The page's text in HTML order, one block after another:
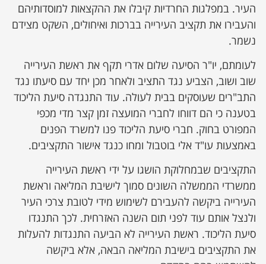
העיר. במפלגות החרדיות קיבלו את ההקצאות למוסדותיהם
והעבירו את תקציב העירייה בברכות ואיחולים, השקט מצידם
נשמר.
לעומתם, יו"ר הסיעה שלום אדרי תקף את ראשת העירייה
שוב ושוב, הצביע נגד התציב ולאחר מכן יחד עם סיעתו נגד
התב"רים שעוסקים בבית לעולה. עוד התנגדה סיעת הליכוד
בטענה כי הם דווחו לחברי המועצה זמן קצר מדי מכפי
המפורט בחוק. חברי סיעת הליכוד פנו למשרד הפנים
באמצעות עו"ד אלי בוטבול ומחו כנגד אישור התקציבים.
התקציבים שבמחלוקת הושגו על ידי ראשת העירייה
ממשרדי הממשלה השונים סמוך לישיבת המליאה וראשת
העירייה ביקשה להעבירם לשימוש מידי לטובת צרכי העיר
ולנצל אותם עוד לפני תום השנה האזרחית. לכך התנגדו
סיעת הליכוד. ראשת העירייה לא הביעה התנגדות להעלות
את התקציבים בישיבת המליאה הבאה, אלא ביקשה